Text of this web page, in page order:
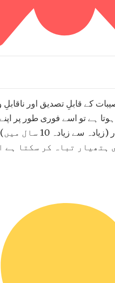
کے قابلِ تصدیق اور
ہے تو اسے فوری طور پر
طے شدہ، مذاکرات
تباہ کر سکتا ہے